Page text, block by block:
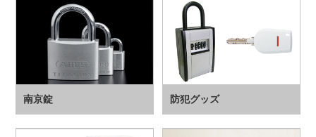
南京錠 防犯グッズ